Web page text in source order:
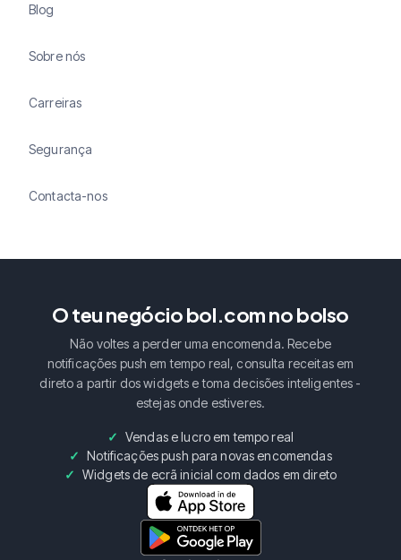
Blog
Sobre nós
Carreiras
Segurança
Contacta-nos
O teu negócio bol.com no bolso
Não voltes a perder uma encomenda. Recebe
notificações push em tempo real, consulta receitas em
direto a partir dos widgets e toma decisões inteligentes -
estejas onde estiveres.
Vendas e lucro em tempo real
Notificações push para novas encomendas
Widgets de ecrã inicial com dados em direto